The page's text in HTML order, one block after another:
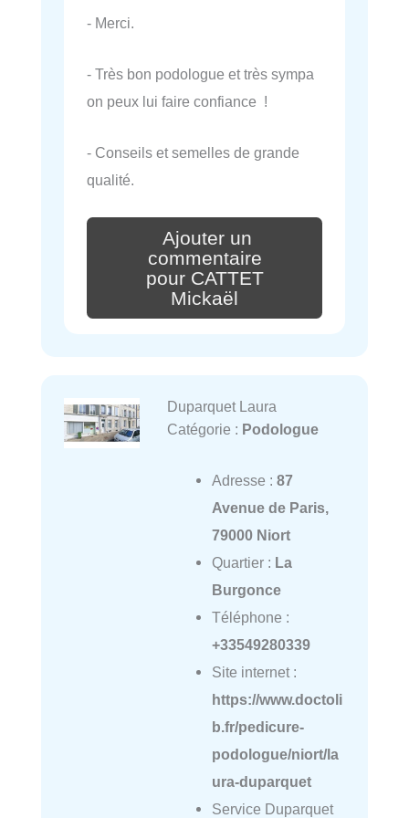
- Merci.
- Très bon podologue et très sympa
on peux lui faire confiance !
- Conseils et semelles de grande
qualité.
Ajouter un
commentaire
pour CATTET
Mickaël
Duparquet Laura
Catégorie : Podologue
Adresse : 87
Avenue de Paris,
79000 Niort
Quartier : La
Burgonce
Téléphone :
+33549280339
Site internet :
https://www.doctoli
b.fr/pedicure-
podologue/niort/la
ura-duparquet
Service Duparquet